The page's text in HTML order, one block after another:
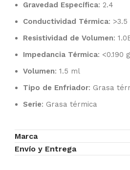
Gravedad Específica: 2.4
Conductividad Térmica: >3.5
Resistividad de Volumen:
Impedancia Térmica: <0.190
Volumen: 1.5 ml
Tipo de Enfriador: Grasa
Serie: Grasa térmica
Marca
Envío y Entrega